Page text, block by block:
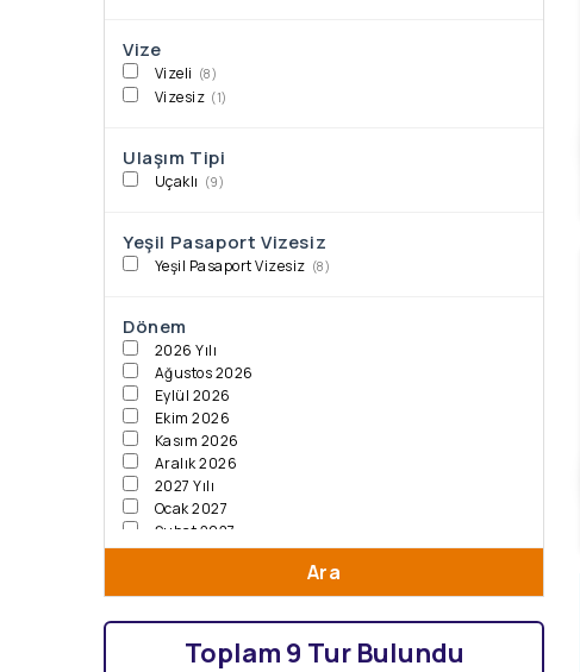
Vize
Vizeli (8)
Vizesiz (1)
Ulaşım Tipi
Uçaklı (9)
Yeşil Pasaport Vizesiz
Yeşil Pasaport Vizesiz (8)
Dönem
2026 Yılı
Ağustos 2026
Eylül 2026
Ekim 2026
Kasım 2026
Aralık 2026
2027 Yılı
Ocak 2027
Şubat 2027
Mart 2027
Mayıs 2027
Haziran 2027
Temmuz 2027
Ara
Toplam 9 Tur Bulundu